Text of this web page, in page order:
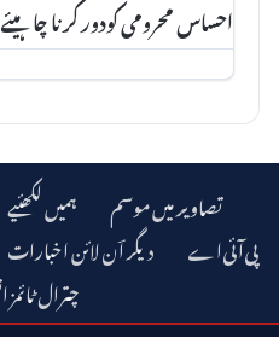
احساس محرومی کودور کرنا
ہمیں لکھئیے
تصاویر میں موسم
دیگر اؔن لائن اخبارات
چترال